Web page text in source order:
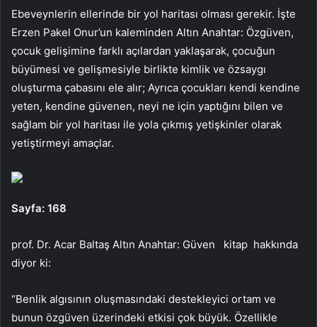
Ebeveynlerin ellerinde bir yol haritası olması gerekir. İşte
Erzen Pakel Onur’un kaleminden Altın Anahtar: Özgüven,
çocuk gelişimine farklı açılardan yaklaşarak, çocuğun
büyümesi ve gelişmesiyle birlikte kimlik ve özsaygı
oluşturma çabasını ele alır; Ayrıca çocukları kendi kendine
yeten, kendine güvenen, neyi ne için yaptığını bilen ve
sağlam bir yol haritası ile yola çıkmış yetişkinler olarak
yetiştirmeyi amaçlar.
Sayfa: 168
prof. Dr. Acar Baltaş Altın Anahtar: Güven kitap hakkında
diyor ki:
“Benlik algısının oluşmasındaki destekleyici ortam ve
bunun özgüven üzerindeki etkisi çok büyük. Özellikle